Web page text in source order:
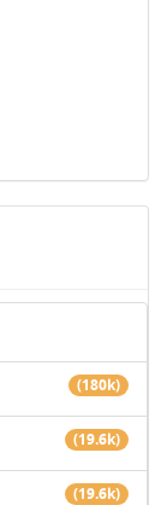
(180k)
(19.6k)
(19.6k)